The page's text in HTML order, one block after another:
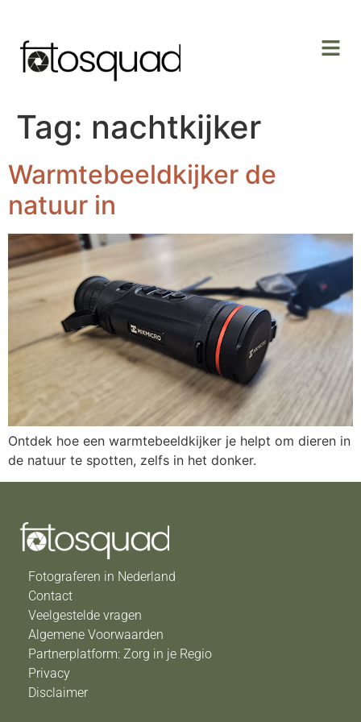
Tag: nachtkijker
Warmtebeeldkijker de
natuur in
Ontdek hoe een warmtebeeldkijker je helpt om dieren in
de natuur te spotten, zelfs in het donker.
Fotograferen in Nederland
Contact
Veelgestelde vragen
Algemene Voorwaarden
Partnerplatform: Zorg in je Regio
Privacy
Disclaimer